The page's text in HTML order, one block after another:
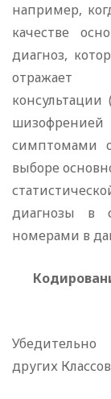
например,
качестве
диагноз,
отражает
шизофренией
симптомами
выборе
диагнозы в
номерами в
других